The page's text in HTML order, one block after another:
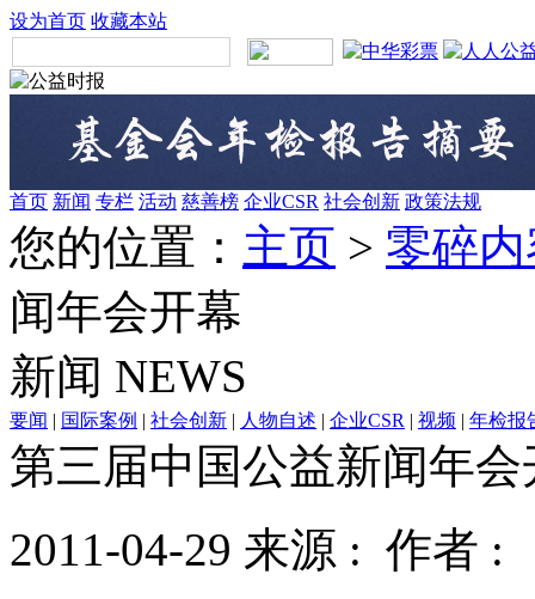
设为首页 收藏本站
首页 新闻 专栏 活动 慈善榜 企业CSR 社会创新 政策法规
您的位置： 主页 > 零碎
闻年会开幕
新闻 NEWS
要闻 | 国际案例 | 社会创新 | 人物自述 | 企业CSR | 视频 | 年检报
第三届中国公益新闻年会
2011-04-29 来源 : 作者 :